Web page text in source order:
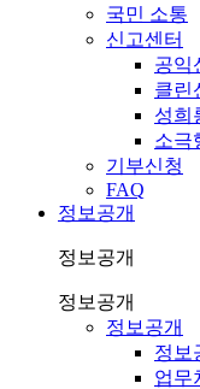
국민 소통
신고센터
공익
클린
성희
소극
기부신청
FAQ
정보공개
정보공개
정보공개
정보공개
정보
업무